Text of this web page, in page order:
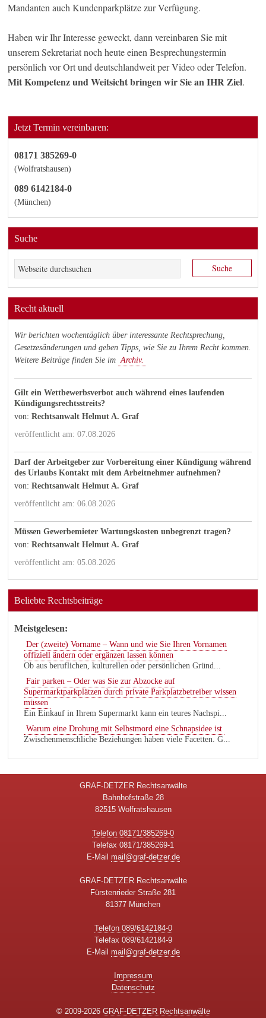
Mandanten auch Kundenparkplätze zur Verfügung.
Haben wir Ihr Interesse geweckt, dann vereinbaren Sie mit
unserem Sekretariat noch heute einen Besprechungstermin
persönlich vor Ort und deutschlandweit per Video oder Telefon.
Mit Kompetenz und Weitsicht bringen wir Sie an IHR Ziel.
Jetzt Termin vereinbaren:
08171 385269-0
(Wolfratshausen)
089 6142184-0
(München)
Suche
Recht aktuell
Wir berichten wochentäglich über interessante Rechtsprechung,
Gesetzesänderungen und geben Tipps, wie Sie zu Ihrem Recht kommen.
Weitere Beiträge finden Sie im Archiv.
Gilt ein Wettbewerbsverbot auch während eines laufenden
Kündigungsrechtsstreits?
von:Rechtsanwalt Helmut A. Graf
veröffentlicht am: 07.08.2026
Darf der Arbeitgeber zur Vorbereitung einer Kündigung während
des Urlaubs Kontakt mit dem Arbeitnehmer aufnehmen?
von:Rechtsanwalt Helmut A. Graf
veröffentlicht am: 06.08.2026
Müssen Gewerbemieter Wartungskosten unbegrenzt tragen?
von:Rechtsanwalt Helmut A. Graf
veröffentlicht am: 05.08.2026
Beliebte Rechtsbeiträge
Meistgelesen:
Der (zweite) Vorname – Wann und wie Sie Ihren Vornamen
offiziell ändern oder ergänzen lassen können
Ob aus beruflichen, kulturellen oder persönlichen Gründ...
Fair parken – Oder was Sie zur Abzocke auf
Supermarktparkplätzen durch private Parkplatzbetreiber wissen
müssen
Ein Einkauf in Ihrem Supermarkt kann ein teures Nachspi...
Warum eine Drohung mit Selbstmord eine Schnapsidee ist
Zwischenmenschliche Beziehungen haben viele Facetten. G...
GRAF-DETZER Rechtsanwälte
Bahnhofstraße 28
82515 Wolfratshausen
Telefon 08171/385269-0
Telefax 08171/385269-1
E-Mail mail@graf-detzer.de
GRAF-DETZER Rechtsanwälte
Fürstenrieder Straße 281
81377 München
Telefon 089/6142184-0
Telefax 089/6142184-9
E-Mail mail@graf-detzer.de
Impressum
Datenschutz
© 2009-2026 GRAF-DETZER Rechtsanwälte